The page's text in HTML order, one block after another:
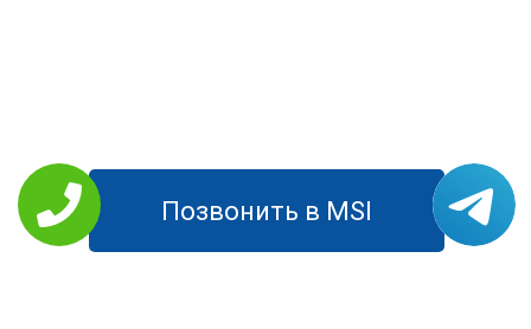
Позвонить в MSI